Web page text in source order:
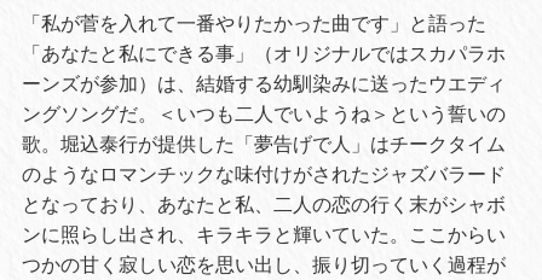
「私が菅を入れて一番やりたかった曲です」と語った
「あなたと私にできる事」（オリジナルではスカパラホ
ーンズが参加）は、結婚する幼馴染みに送ったウエディ
ングソングだ。＜いつも二人でいようね＞という誓いの
歌。堀込泰行が提供した「夢告げで人」はチークタイム
のようなロマンチックな味付けがされたジャズバラード
となっており、あなたと私、二人の恋の行く末がシャボ
ンに照らし出され、キラキラと輝いていた。ここからい
つかの甘く寂しい恋を思い出し、振り切っていく過程が